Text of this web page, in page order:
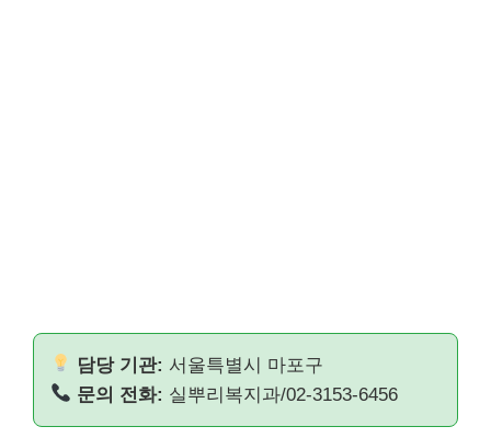
담당 기관: 서울특별시 마포구
문의 전화: 실뿌리복지과/02-3153-6456